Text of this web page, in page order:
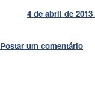
4 de abril de 2013
Postar um comentário